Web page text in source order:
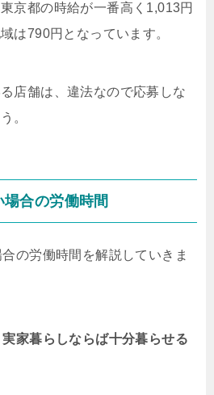
京都の時給が一番高く1,013円
は790円となっています。
店舗は、違法なので応募しな
。
合の労働時間
の労働時間を解説していきま
家暮らしならば十分暮らせる